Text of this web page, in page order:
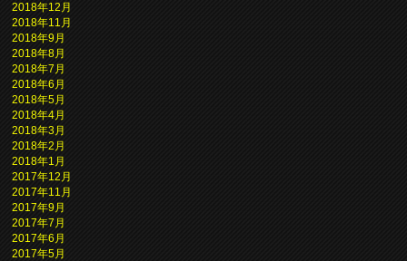
2018年12月
2018年11月
2018年9月
2018年8月
2018年7月
2018年6月
2018年5月
2018年4月
2018年3月
2018年2月
2018年1月
2017年12月
2017年11月
2017年9月
2017年7月
2017年6月
2017年5月